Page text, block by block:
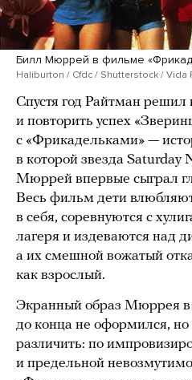
Билл Мюррей в фильме
Haliburton / Cfdc / Shutterstock / Vida
Спустя год Райтман решил
и повторить успех
с «Фрикадельками» —
в которой звезда Saturday
Мюррей впервые сыграл
Весь фильм дети
в себя, соревнуются с
лагеря и издеваются над
а их смешной вожатый
как взрослый.
Экранный образ Мюррея
до конца не оформился,
различить: по
и предельной